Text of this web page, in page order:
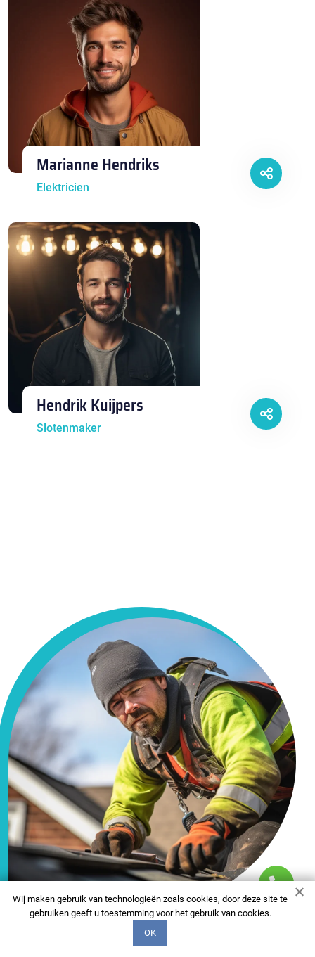
Marianne Hendriks
Elektricien
Hendrik Kuijpers
Slotenmaker
Wij maken gebruik van technologieën zoals cookies, door deze site te
gebruiken geeft u toestemming voor het gebruik van cookies.
OK